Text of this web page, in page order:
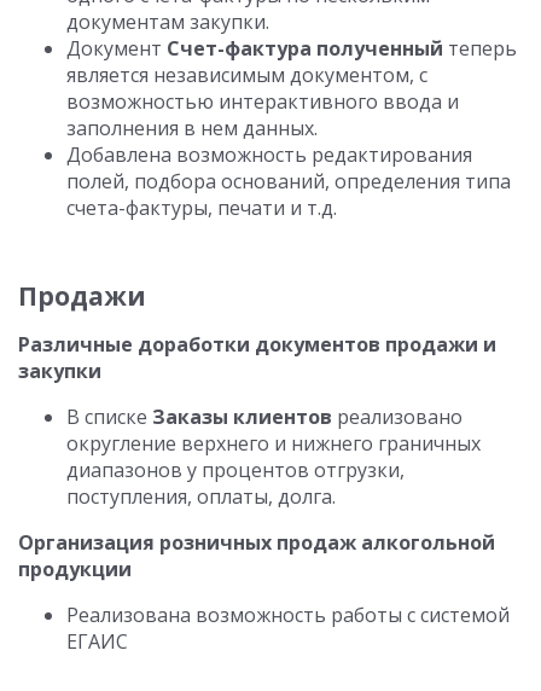
документам закупки.
Документ Счет-фактура полученный теперь
является независимым документом, с
возможностью интерактивного ввода и
заполнения в нем данных.
Добавлена возможность редактирования
полей, подбора оснований, определения типа
счета-фактуры, печати и т.д.
Продажи
Различные доработки документов продажи и
закупки
В списке Заказы клиентов реализовано
округление верхнего и нижнего граничных
диапазонов у процентов отгрузки,
поступления, оплаты, долга.
Организация розничных продаж алкогольной
продукции
Реализована возможность работы с системой
ЕГАИС